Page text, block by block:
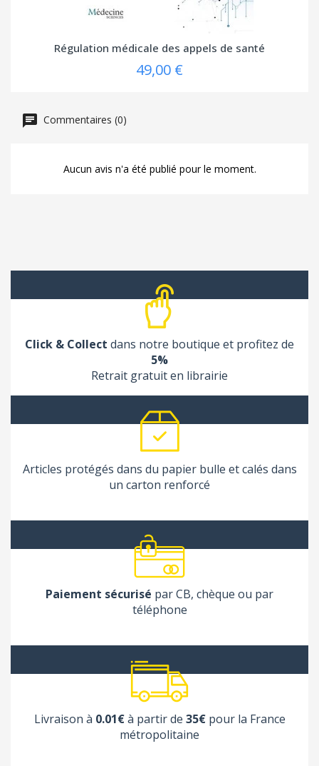
Régulation médicale des appels de santé
49,00 €
Commentaires (0)
Aucun avis n'a été publié pour le moment.
Click & Collect dans notre boutique et profitez de
5%
Retrait gratuit en librairie
Articles protégés dans du papier bulle et calés dans
un carton renforcé
Paiement sécurisé par CB, chèque ou par
téléphone
Livraison à 0.01€à partir de 35€pour la France
métropolitaine